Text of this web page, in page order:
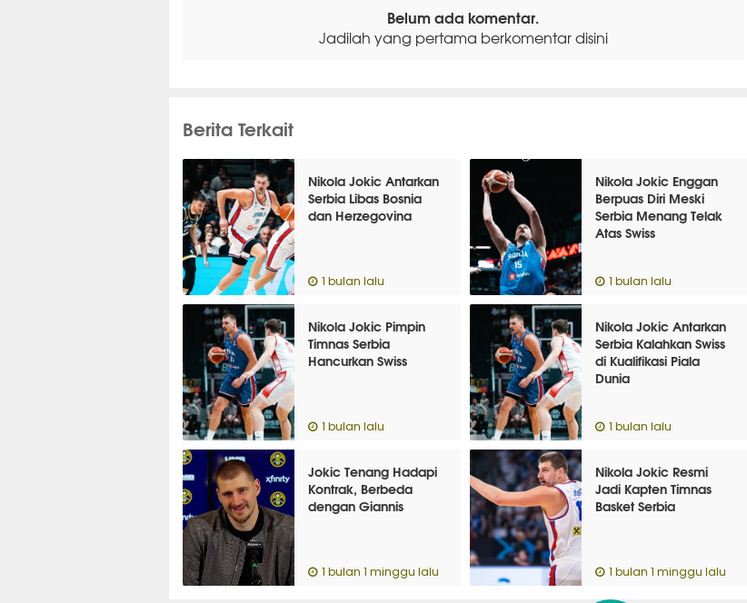
Belum ada komentar.
Jadilah yang pertama berkomentar disini
Berita Terkait
Nikola Jokic Antarkan
Serbia Libas Bosnia
dan Herzegovina
1 bulan lalu
Nikola Jokic Enggan
Berpuas Diri Meski
Serbia Menang Telak
Atas Swiss
1 bulan lalu
Nikola Jokic Pimpin
Timnas Serbia
Hancurkan Swiss
1 bulan lalu
Nikola Jokic Antarkan
Serbia Kalahkan Swiss
di Kualifikasi Piala
Dunia
1 bulan lalu
Jokic Tenang Hadapi
Kontrak, Berbeda
dengan Giannis
1 bulan 1 minggu lalu
Nikola Jokic Resmi
Jadi Kapten Timnas
Basket Serbia
1 bulan 1 minggu lalu